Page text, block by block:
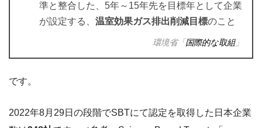
準と整合した、5年～15年先を目標年として企業
が設定する、 温室効果ガス排出削減目標のこと
環境省「国際的な取組」
です。
2022年8月29日の段階でSBTにて認定を取得した日本企業